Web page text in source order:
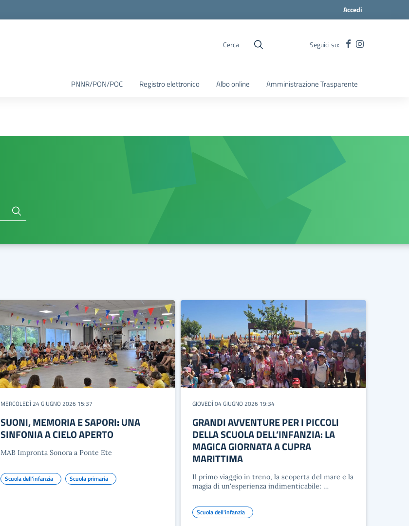
Accedi
Cerca Seguici su:
PNNR/PON/POC Registro elettronico Albo online Amministrazione Trasparente
MERCOLEDÌ 24 GIUGNO 2026 15:37
SUONI, MEMORIA E SAPORI: UNA
SINFONIA A CIELO APERTO
MAB Impronta Sonora a Ponte Ete
Scuola dell'infanzia Scuola primaria
GIOVEDÌ 04 GIUGNO 2026 19:34
GRANDI AVVENTURE PER I PICCOLI
DELLA SCUOLA DELL’INFANZIA: LA
MAGICA GIORNATA A CUPRA
MARITTIMA
Il primo viaggio in treno, la scoperta del mare e la
magia di un'esperienza indimenticabile: …
Scuola dell'infanzia